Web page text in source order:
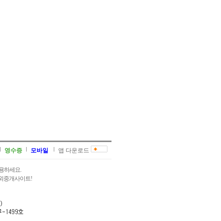
영수증 모바일 앱 다운로드
하세요.
중개사이트!